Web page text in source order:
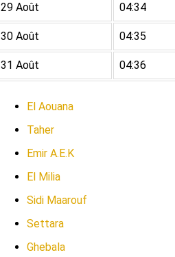
29 Août 04:34
30 Août 04:35
31 Août 04:36
El Aouana
Taher
Emir A.E.K
El Milia
Sidi Maarouf
Settara
Ghebala